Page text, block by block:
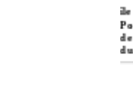
île